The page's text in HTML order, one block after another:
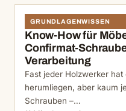
GRUNDLAGENWISSEN
Know-How für
Confirmat-
Verarbeitung
Fast jeder Holzwerker
herumliegen, aber kaum
Schrauben –…